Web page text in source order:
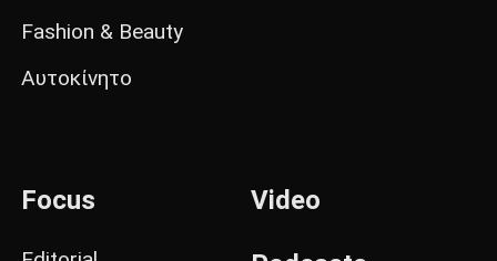
Fashion & Beauty
Αυτοκίνητο
Focus Video